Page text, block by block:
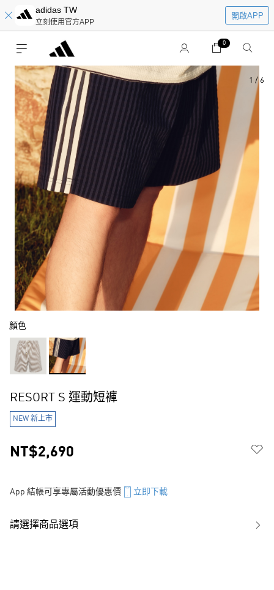
adidas TW
立刻使用官方APP
開啟APP
0
1 /6
顏色
RESORT S 運動短褲
NEW 新上市
NT$2,690
App 結帳可享專屬活動優惠價 立即下載
請選擇商品選項